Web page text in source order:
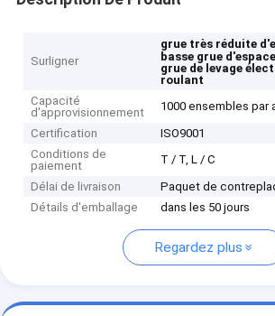
Surligner
grue très réduite
basse grue
grue de levage
roulant
Capacité
d'approvisionnement
1000 ensembles par
Certification
ISO9001
Conditions de
paiement
T / T, L / C
Délai de livraison
Paquet de
Détails d'emballage
dans les 50 jours
Regardez plus